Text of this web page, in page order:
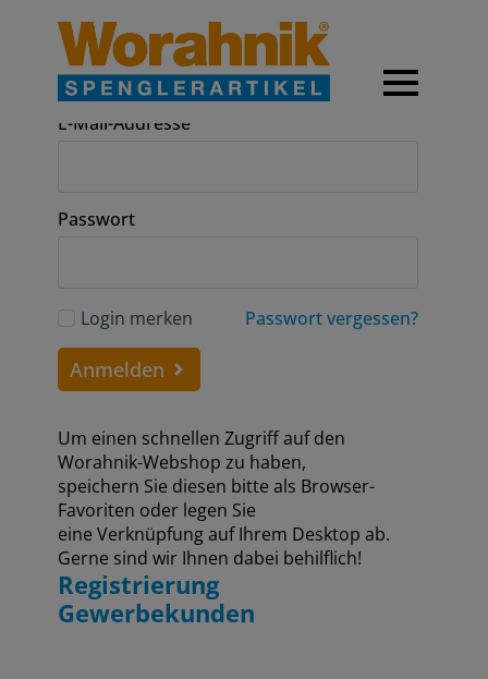
Anmeldung
E-Mail-Addresse
Passwort
Login merken Passwort vergessen?
Anmelden
Um einen schnellen Zugriff auf den
Worahnik-Webshop zu haben,
speichern Sie diesen bitte als Browser-
Favoriten oder legen Sie
eine Verknüpfung auf Ihrem Desktop ab.
Gerne sind wir Ihnen dabei behilflich!
Registrierung
Gewerbekunden